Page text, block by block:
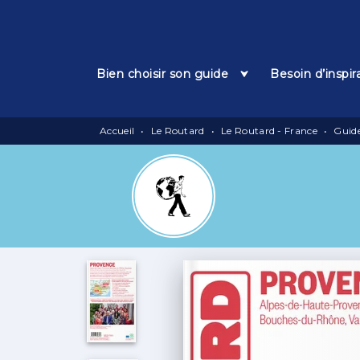
Bien choisir son guide Besoin
Accueil • Le Routard • Le Routard - France •